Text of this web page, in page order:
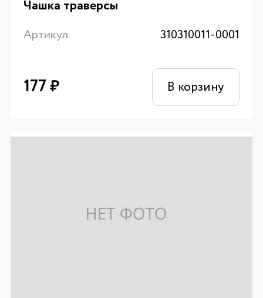
Чашка траверсы
Артикул 310310011-0001
177₽ В корзину